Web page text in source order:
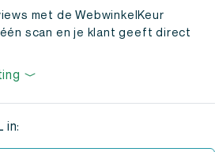
met de WebwinkelKeur
scan en je klant geeft direct
in: